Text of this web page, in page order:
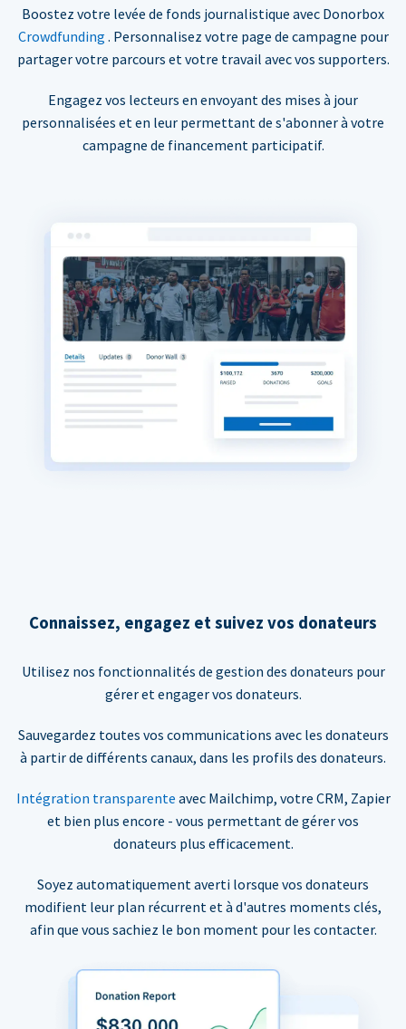
Boostez votre levée de fonds journalistique avec Donorbox
Crowdfunding . Personnalisez votre page de campagne pour
partager votre parcours et votre travail avec vos supporters.
Engagez vos lecteurs en envoyant des mises à jour
personnalisées et en leur permettant de s'abonner à votre
campagne de financement participatif.
Connaissez, engagez et suivez vos donateurs
Utilisez nos fonctionnalités de gestion des donateurs pour
gérer et engager vos donateurs.
Sauvegardez toutes vos communications avec les donateurs
à partir de différents canaux, dans les profils des donateurs.
Intégration transparente avec Mailchimp, votre CRM, Zapier
et bien plus encore - vous permettant de gérer vos
donateurs plus efficacement.
Soyez automatiquement averti lorsque vos donateurs
modifient leur plan récurrent et à d'autres moments clés,
afin que vous sachiez le bon moment pour les contacter.